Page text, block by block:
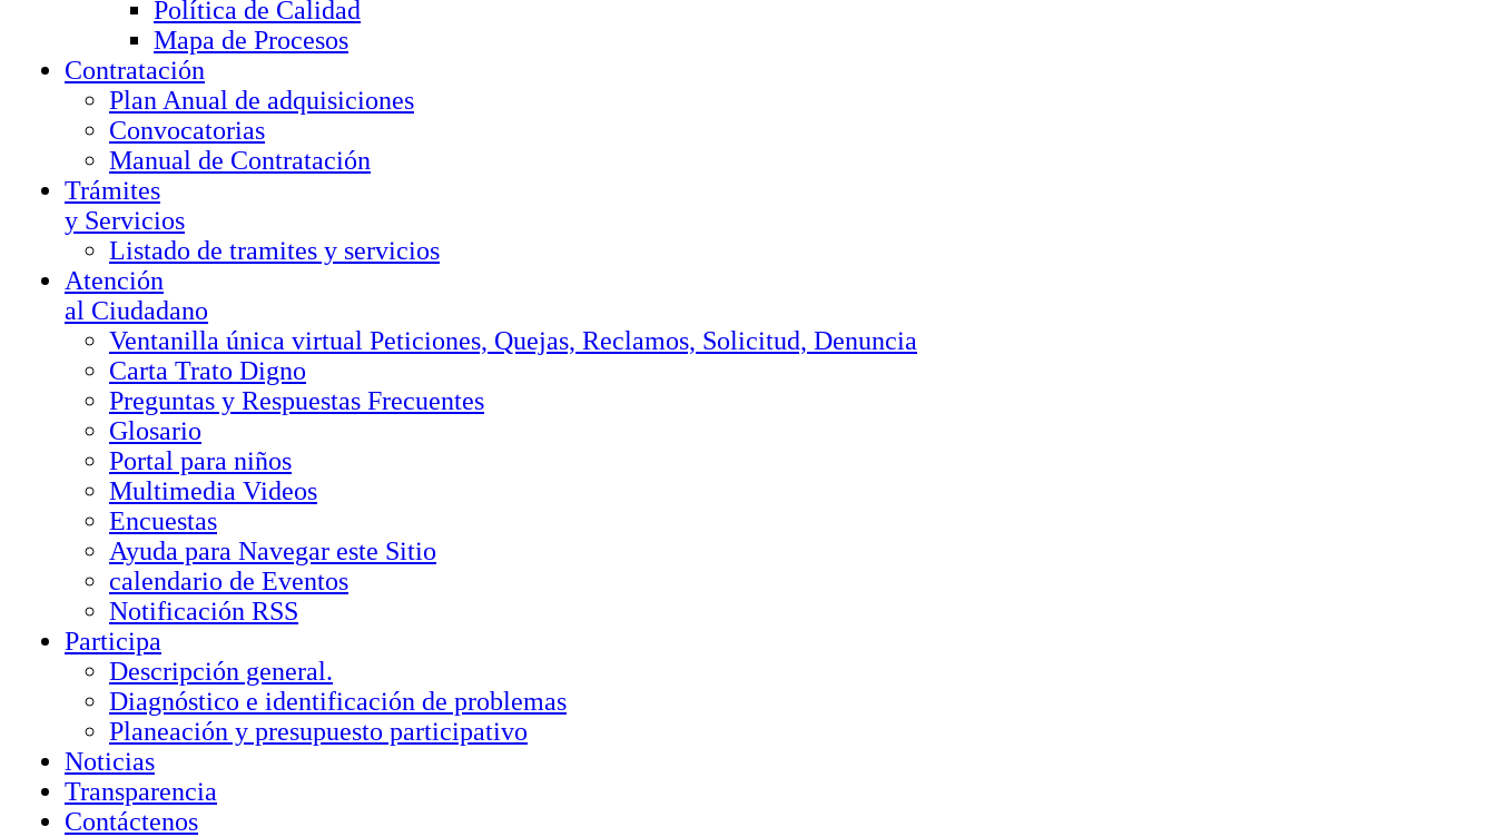
Política de Calidad
Mapa de Procesos
Contratación
Plan Anual de adquisiciones
Convocatorias
Manual de Contratación
Trámites
y Servicios
Listado de tramites y servicios
Atención
al Ciudadano
Ventanilla única virtual Peticiones, Quejas, Reclamos, Solicitud, Denuncia
Carta Trato Digno
Preguntas y Respuestas Frecuentes
Glosario
Portal para niños
Multimedia Videos
Encuestas
Ayuda para Navegar este Sitio
calendario de Eventos
Notificación RSS
Participa
Descripción general.
Diagnóstico e identificación de problemas
Planeación y presupuesto participativo
Noticias
Transparencia
Contáctenos